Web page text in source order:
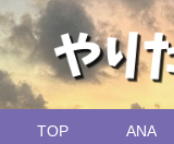
TOP ANA